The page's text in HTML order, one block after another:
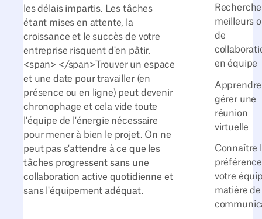
meilleurs
de
en équipe
gérer une
réunion
virtuelle
Connaître
votre
matière de
les délais impartis. Les tâches
étant mises en attente, la
croissance et le succès de votre
entreprise risquent d'en pâtir.
<span> </span>Trouver un espace
et une date pour travailler (en
présence ou en ligne) peut devenir
chronophage et cela vide toute
l'équipe de l'énergie nécessaire
pour mener à bien le projet. On ne
peut pas s'attendre à ce que les
tâches progressent sans une
collaboration active quotidienne et
sans l'équipement adéquat.